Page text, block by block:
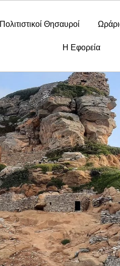
Πολιτιστικοί Θησαυροί
Η Εφορεία